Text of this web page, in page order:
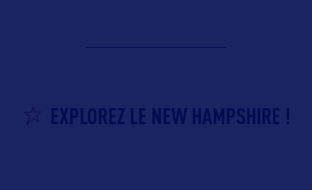
EXPLOREZ LE NEW HAMPSHIRE !